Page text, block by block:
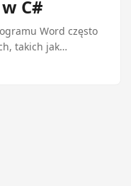
C#
Word często
takich jak
sekcji i
tym artykule